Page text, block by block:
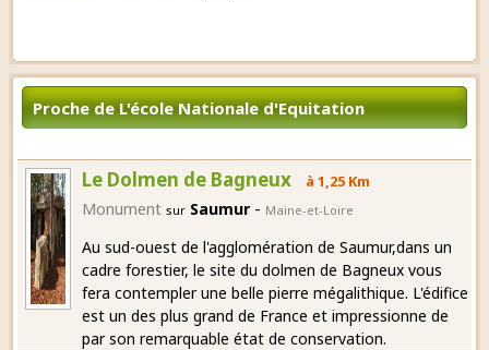
Proche de L'école Nationale d'Equitation
Le Dolmen de Bagneux à 1,25 Km
Monument sur Saumur - Maine-et-Loire
Au sud-ouest de l'agglomération de Saumur,dans un
cadre forestier, le site du dolmen de Bagneux vous
fera contempler une belle pierre mégalithique. L'édifice
est un des plus grand de France et impressionne de
par son remarquable état de conservation.